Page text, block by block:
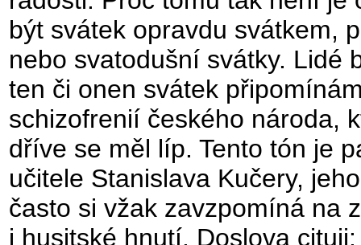
být svátek opravdu svátkem,
nebo svatodušní svátky. Lidé
ten či onen svátek
schizofrenií českého národa,
dříve se měl líp. Tento tón je
učitele Stanislava Kučery,
často si vžak zavzpomíná na
i husitské hnutí. Doslova